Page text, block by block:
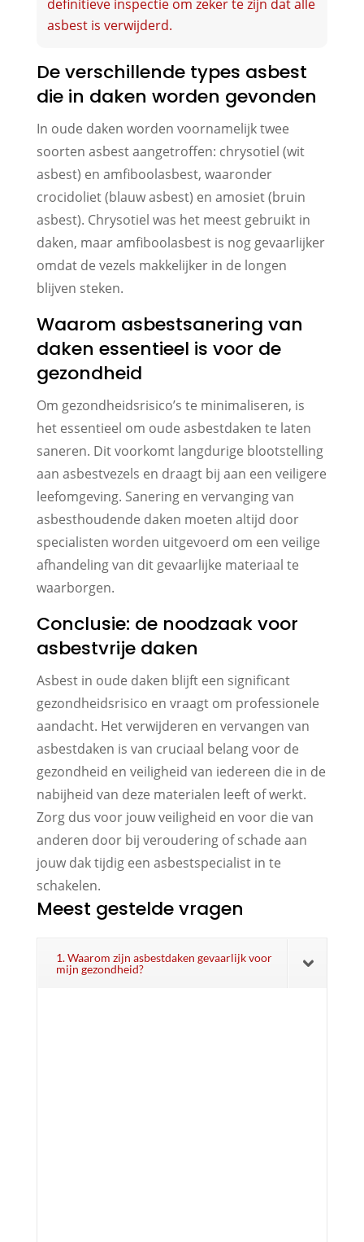
definitieve inspectie om zeker te zijn dat alle
asbest is verwijderd.
De verschillende types asbest
die in daken worden gevonden
In oude daken worden voornamelijk twee
soorten asbest aangetroffen: chrysotiel (wit
asbest) en amfiboolasbest, waaronder
crocidoliet (blauw asbest) en amosiet (bruin
asbest). Chrysotiel was het meest gebruikt in
daken, maar amfiboolasbest is nog gevaarlijker
omdat de vezels makkelijker in de longen
blijven steken.
Waarom asbestsanering van
daken essentieel is voor de
gezondheid
Om gezondheidsrisico’s te minimaliseren, is
het essentieel om oude asbestdaken te laten
saneren. Dit voorkomt langdurige blootstelling
aan asbestvezels en draagt bij aan een veiligere
leefomgeving. Sanering en vervanging van
asbesthoudende daken moeten altijd door
specialisten worden uitgevoerd om een veilige
afhandeling van dit gevaarlijke materiaal te
waarborgen.
Conclusie: de noodzaak voor
asbestvrije daken
Asbest in oude daken blijft een significant
gezondheidsrisico en vraagt om professionele
aandacht. Het verwijderen en vervangen van
asbestdaken is van cruciaal belang voor de
gezondheid en veiligheid van iedereen die in de
nabijheid van deze materialen leeft of werkt.
Zorg dus voor jouw veiligheid en voor die van
anderen door bij veroudering of schade aan
jouw dak tijdig een asbestspecialist in te
schakelen.
Meest gestelde vragen
1. Waarom zijn asbestdaken gevaarlijk voor
mijn gezondheid?